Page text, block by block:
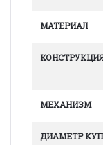
МАТЕРИАЛ
МЕХАНИЗМ
ДИАМЕТР